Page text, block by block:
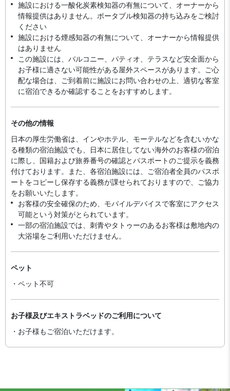
施設における一酸化炭素検知器の有無について、オーナーから
情報提供はありません。ポータブル検知器の持ち込みをご検討
ください
施設における煙感知器の有無について、オーナーから情報提供
はありません
この施設には、バルコニー、パティオ、テラスなど安全面から
お子様に適さない可能性がある屋外スペースがあります。ご心
配な場合は、ご到着前に施設にお問い合わせの上、適切な客室
に宿泊できるか確認することをおすすめします。
その他の情報
日本の厚生労働省は、インやホテル、モーテルなどを含むいかな
る種類の宿泊施設でも、日本に​居住してない海外のお客様の宿泊
に際し、国籍および旅券番号の確認とパスポートのご提示を義務
付け​ております。また、各宿泊施設には、ご宿泊者全員のパスポ
ートをコピーし保存する義務が課せられておりますの​で、ご協力
をお願いいたします。
お客様の安全確保のため、モバイルデバイスで客室にアクセス
可能という対策がとられています。
一部の宿泊施設では、刺青やタトゥーのあるお客様は敷地内の
大浴場をご利用いただけません。
ペット
・ペット不可
お子様及びエキストラベッドのご利用について
・お子様もご宿泊いただけます。